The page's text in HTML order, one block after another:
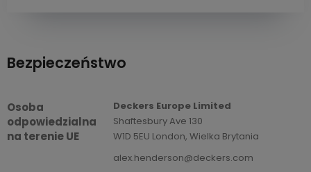
Bezpieczeństwo
Osoba
odpowiedzialna
na terenie UE
Deckers Europe Limited
Shaftesbury Ave 130
W1D 5EU London, Wielka Brytania
alex.henderson@deckers.com